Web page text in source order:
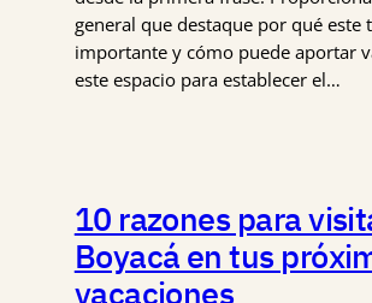
general que destaque por qué este
importante y cómo puede aportar
este espacio para establecer el…
10 razones para
Boyacá en tus
vacaciones